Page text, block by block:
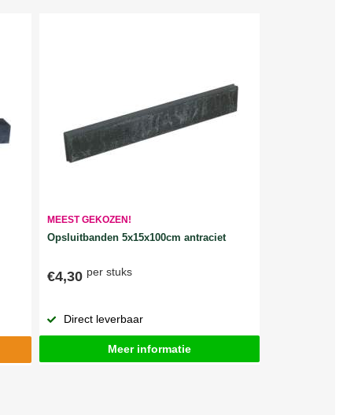
MEEST GEKOZEN!
Opsluitbanden 5x15x100cm antraciet
€4,30 per stuks
Direct leverbaar
Meer informatie